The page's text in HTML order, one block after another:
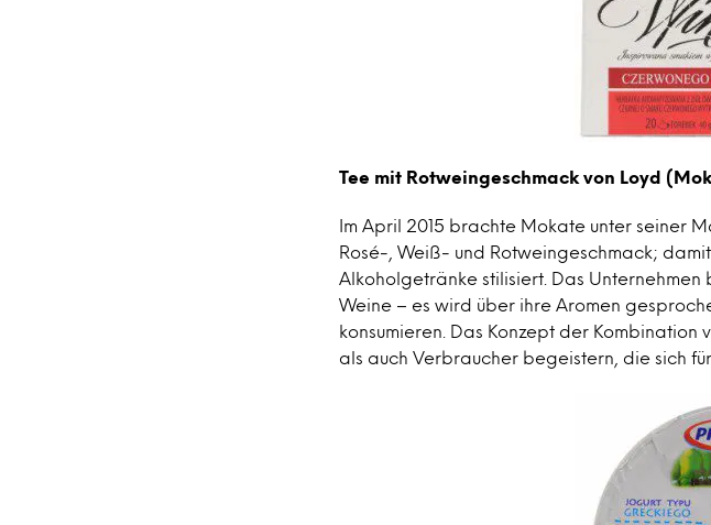
Tee mit Rotweingeschmack von Loyd
Im April 2015 brachte Mokate unter seiner
Rosé-, Weiß- und Rotweingeschmack;
Alkoholgetränke stilisiert. Das
Weine – es wird über ihre Aromen
konsumieren. Das Konzept der Kombination
als auch Verbraucher begeistern, die sich